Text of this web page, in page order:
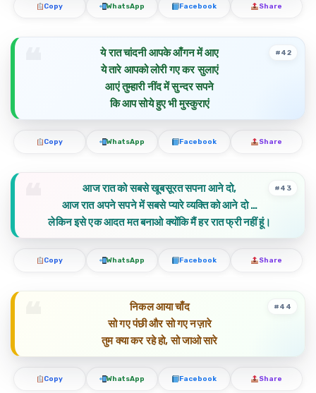
Copy WhatsApp Facebook Share
ये रात चांदनी आपके आँगन में आए
ये तारे आपको लोरी गए कर सुलाएं
आएं तुम्हारी नींद में सुन्दर सपने
कि आप सोये हुए भी मुस्कुराएं
#42
Copy WhatsApp Facebook Share
आज रात को सबसे खूबसूरत सपना आने दो,
आज रात अपने सपने में सबसे प्यारे व्यक्ति को आने दो …
लेकिन इसे एक आदत मत बनाओ क्योंकि मैं हर रात फ्री नहीं हूं।
#43
Copy WhatsApp Facebook Share
निकल आया चाँद
सो गए पंछी और सो गए नज़ारे
तुम क्या कर रहे हो, सो जाओ सारे
#44
Copy WhatsApp Facebook Share